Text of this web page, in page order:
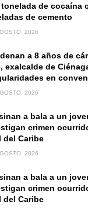
de cocaína
de cemento
2026
a 8 años de
exalcalde de
en
2026
a bala a un
crimen
del Caribe
2026
a bala a un
crimen
del Caribe